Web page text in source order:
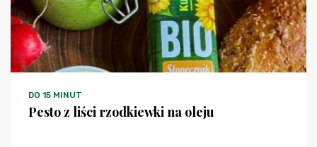
DO 15 MINUT
Pesto z liści rzodkiewki na oleju